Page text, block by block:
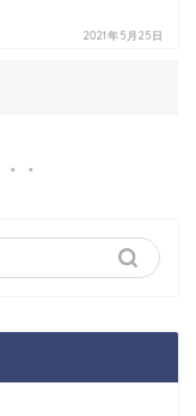
2021年5月25日